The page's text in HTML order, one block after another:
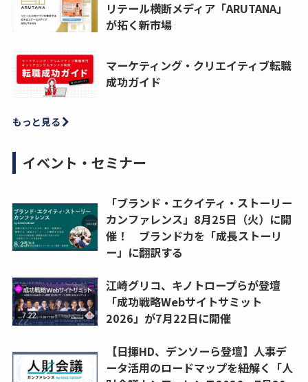
リテール横断メディア「ARUTANA」
が拓く新市場
マーケティング・クリエイティブ転職
成功ガイド
もっと見る
イベント・セミナー
「ブランド・エクイティ・ストーリー
カンファレンス」8月25日（火）に開
催！ ブランド力を「成長ストーリ
ー」に翻訳する
江崎グリコ、キノトロープらが登壇
「成功戦略Webサイトサミット
2026」が7月22日に開催
【日揮HD、デンソーら登壇】人事デ
ータ活用のロードマップを紐解く「人